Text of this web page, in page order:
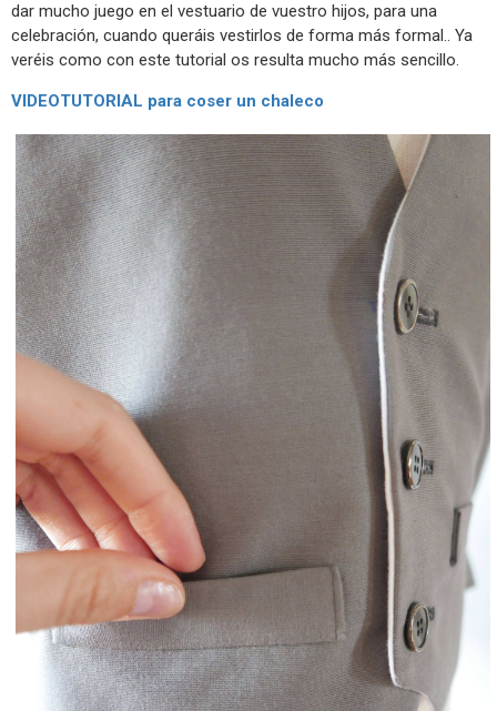
dar mucho juego en el vestuario de vuestro hijos, para una
celebración, cuando queráis vestirlos de forma más formal.. Ya
veréis como con este tutorial os resulta mucho más sencillo.
VIDEOTUTORIAL para coser un chaleco